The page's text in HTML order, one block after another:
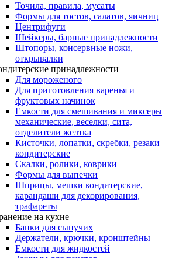
Точила, правила, мусаты
Формы для тостов, салатов, яичниц
Центрифуги
Шейкеры, барные принадлежности
Штопоры, консервные ножи,
открывалки
принадлежности
Для мороженого
Для приготовления варенья и
фруктовых начинок
Емкости для смешивания и миксеры
механические, веселки, сита,
отделители желтка
Кисточки, лопатки, скребки, резаки
кондитерские
Скалки, ролики, коврики
Формы для выпечки
Шприцы, мешки кондитерские,
карандаши для декорирования,
трафареты
на кухне
Банки для сыпучих
Держатели, крючки, кронштейны
Емкости для жидкостей